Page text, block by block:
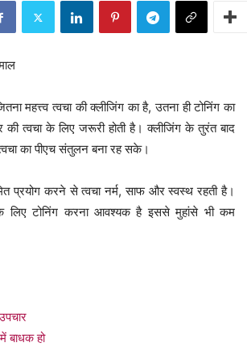
महत्त्व त्वचा की क्लीजिंग का है, उतना ही टोनिंग का
की त्वचा के लिए जरूरी होती है। क्लीजिंग के तुरंत बाद
का पीएच संतुलन बना रह सके।
प्रयोग करने से त्वचा नर्म, साफ और स्वस्थ रहती है।
लिए टोनिंग करना आवश्यक है इससे मुहांसे भी कम
बाधक हो